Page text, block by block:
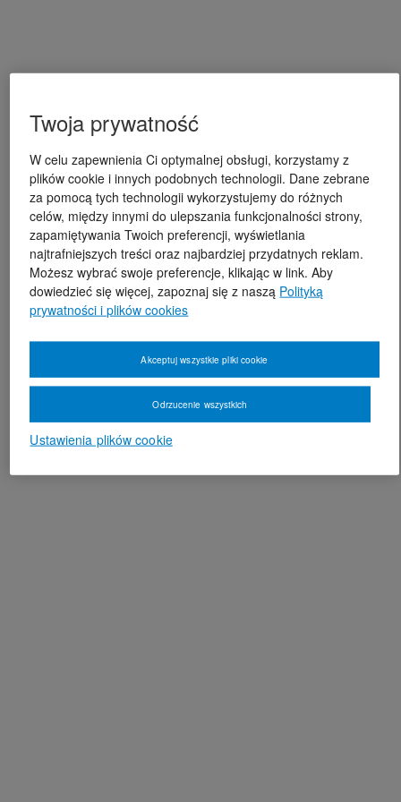
Twoja prywatność
W celu zapewnienia Ci optymalnej obsługi, korzystamy z
plików cookie i innych podobnych technologii. Dane zebrane
za pomocą tych technologii wykorzystujemy do różnych
celów, między innymi do ulepszania funkcjonalności strony,
zapamiętywania Twoich preferencji, wyświetlania
najtrafniejszych treści oraz najbardziej przydatnych reklam.
Możesz wybrać swoje preferencje, klikając w link. Aby
dowiedzieć się więcej, zapoznaj się z naszą Polityką
prywatności i plików cookies
Ustawienia plików cookie
Odrzucenie wszystkich
Akceptuj wszystkie pliki cookie